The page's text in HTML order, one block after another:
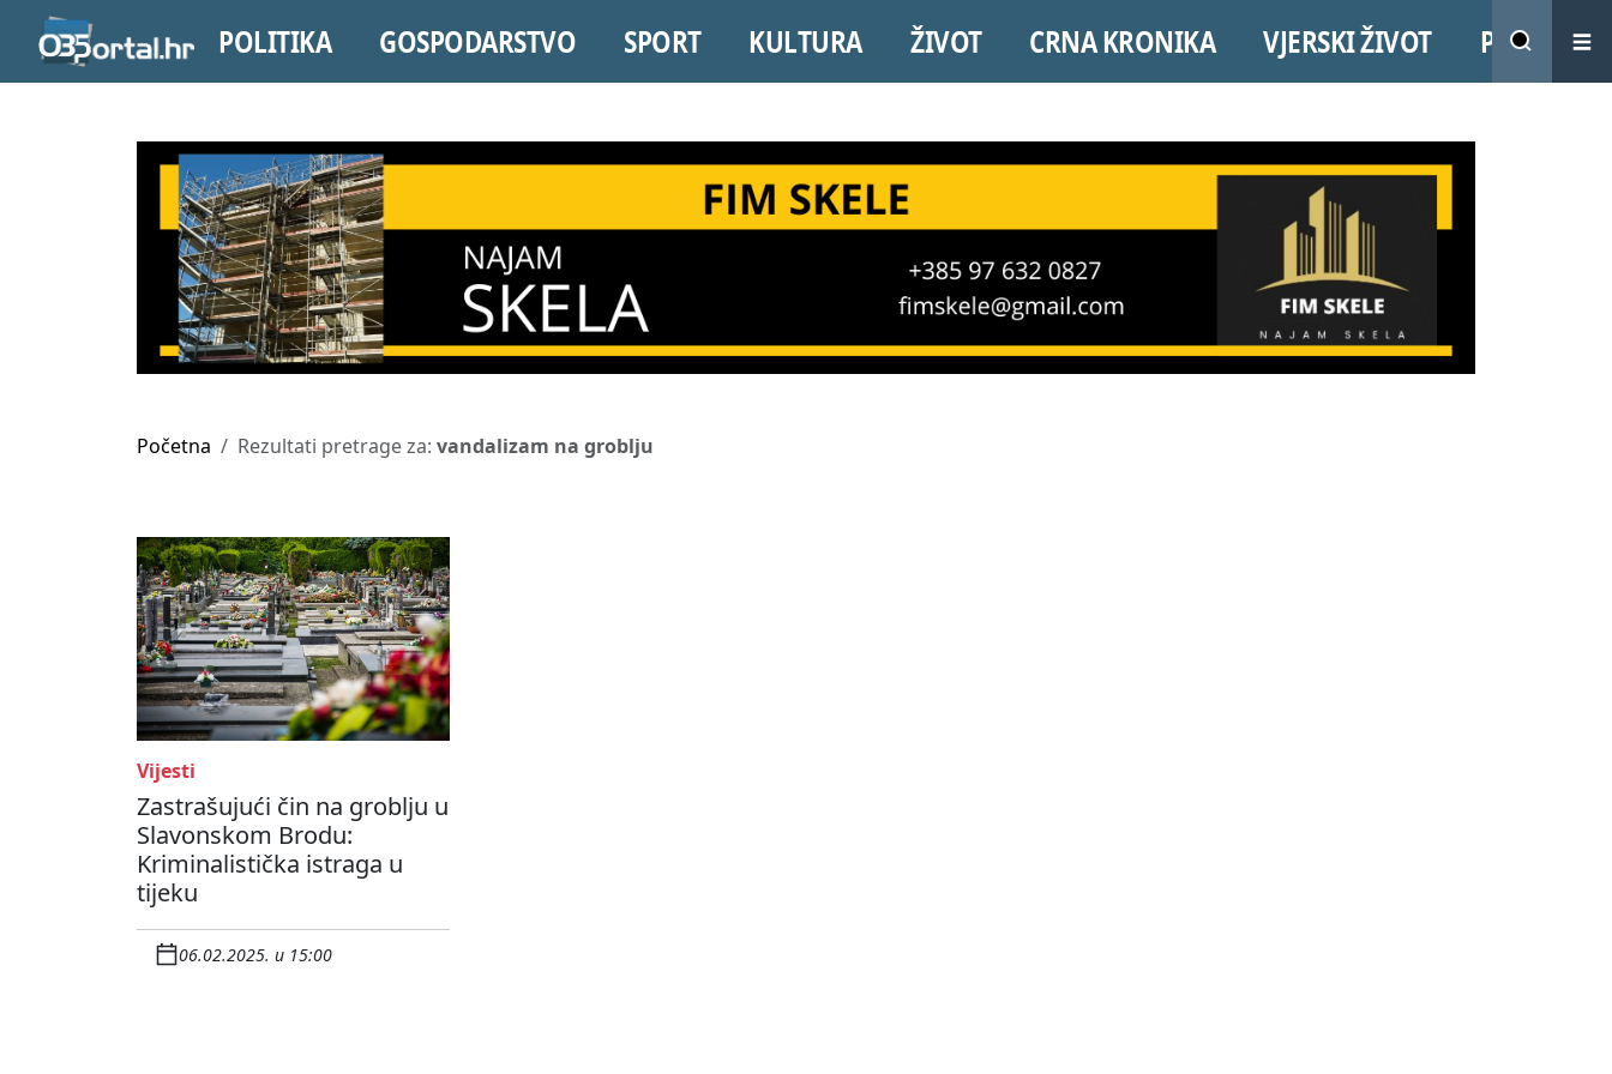
POLITIKA GOSPODARSTVO SPORT KULTURA ŽIVOT CRNA KRONIKA VJERSKI ŽIVOT PROMO
Početna Rezultati pretrage za: vandalizam na groblju
Vijesti
Zastrašujući čin na groblju u
Slavonskom Brodu:
Kriminalistička istraga u
tijeku
06.02.2025. u 15:00